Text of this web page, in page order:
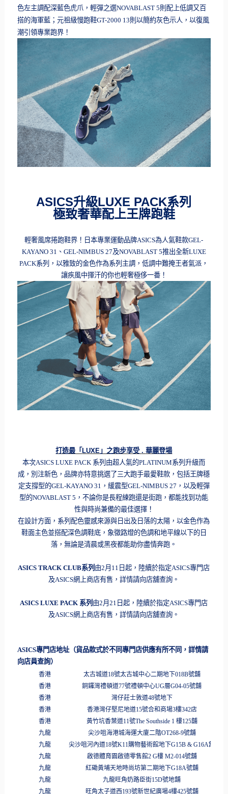
色左主調配深藍色虎爪，輕彈之選NOVABLAST 5則配上低調又百
搭的海軍藍；元祖級慢跑鞋GT-2000 13則以簡約灰色示人，以復風
潮引領專業跑界！
ASICS升級LUXE PACK系列
極致奢華配上王牌跑鞋
輕奢風席捲跑鞋界！日本專業運動品牌ASICS為人氣鞋款GEL-
KAYANO 31 、 GEL-NIMBUS 27及NOVABLAST 5推出全新LUXE
PACK系列，以雅致的金色作為系列主調，低調中難掩王者氣派，
讓疾風中揮汗的你也輕奢極侈一番！
打造最 「 LUXE 」之跑步享受 .華麗登場
本次ASICS LUXE PACK 系列由超人氣的PLATINUM系列升級而
成，別注新色， 品牌亦特意挑選了三大跑手最愛鞋款，包括王牌穩
定支撐型的GEL-KAYANO 31 ，緩震型GEL-NIMBUS 27 ，以及輕彈
型的NOVABLAST 5 ，不論你是長程練跑還是街跑，都能找到功能
性與時尚兼備的最佳選擇！
在設計方面，系列配色靈感來源與日出及日落的太陽，以金色作為
鞋面主色並搭配深色調鞋底， 象徵路燈的色調和地平線以下的日
落，無論是清晨或黑夜都能助你盡情奔跑。
ASICS TRACK CLUB系列 由2 月 11 日起，陸續於指定ASICS專門店
及ASICS網上商店有售，詳情請向店舖查詢。
ASICS LUXE PACK 系列 由2 月21 日起，陸續於指定ASICS專門店
及ASICS網上商店有售，詳情請向店舖查詢。
ASICS專門店地址（貨品款式於不同專門店供應有所不同， 詳情請
向店員查詢）
香港 太古城道18號太古城中心二期地下018B號舖
香港
銅鑼灣禮頓道77號禮頓中心UG層G04-05號舖
香港
灣仔莊士敦道48號地下
香港
香港灣仔堅尼地道15號合和商場3樓342店
香港
黃竹坑香葉道11號The Southside 1 樓125舖
九龍
尖沙咀海港城海運大廈二階OT268-9號舖
九龍
尖沙咀河內道18號K11購物藝術館地下G15B & G16A舖
九龍
啟德體育園啟德零售館2 G樓M2-014號舖
九龍
紅磡黃埔天地時尚坊第二期地下G18A號舖
九龍
九龍旺角奶路臣街15D號地舖
九龍
旺角太子道西193號新世紀廣場4樓425號舖